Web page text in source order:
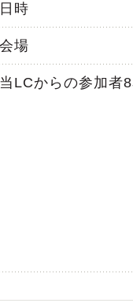
時
場
LCからの参加者